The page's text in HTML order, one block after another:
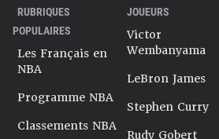
RUBRIQUES
POPULAIRES
Les Français en
NBA
Programme NBA
Classements NBA
JOUEURS
Victor
Wembanyama
LeBron James
Stephen Curry
Rudy Gobert